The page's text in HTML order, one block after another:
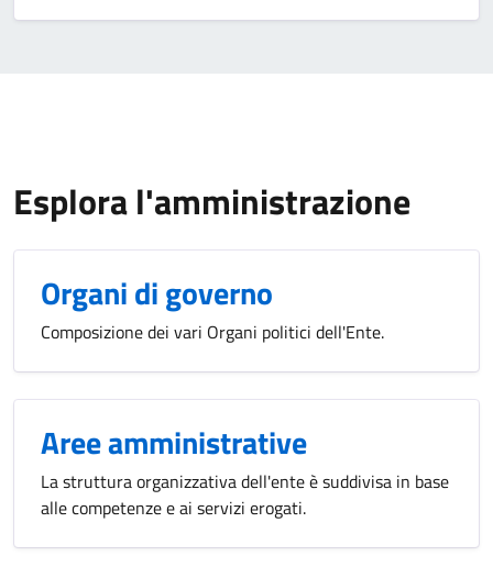
Esplora l'amministrazione
Organi di governo
Composizione dei vari Organi politici dell'Ente.
Aree amministrative
La struttura organizzativa dell'ente è suddivisa in base
alle competenze e ai servizi erogati.